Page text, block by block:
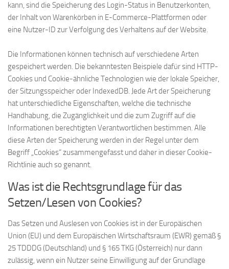
kann, sind die Speicherung des Login-Status in Benutzerkonten,
der Inhalt von Warenkörben in E-Commerce-Plattformen oder
eine Nutzer-ID zur Verfolgung des Verhaltens auf der Website.
Die Informationen können technisch auf verschiedene Arten
gespeichert werden. Die bekanntesten Beispiele dafür sind HTTP-
Cookies und Cookie-ähnliche Technologien wie der lokale Speicher,
der Sitzungsspeicher oder IndexedDB. Jede Art der Speicherung
hat unterschiedliche Eigenschaften, welche die technische
Handhabung, die Zugänglichkeit und die zum Zugriff auf die
Informationen berechtigten Verantwortlichen bestimmen. Alle
diese Arten der Speicherung werden in der Regel unter dem
Begriff „Cookies“ zusammengefasst und daher in dieser Cookie-
Richtlinie auch so genannt.
Was ist die Rechtsgrundlage für das
Setzen/Lesen von Cookies?
Das Setzen und Auslesen von Cookies ist in der Europäischen
Union (EU) und dem Europäischen Wirtschaftsraum (EWR) gemäß §
25 TDDDG (Deutschland) und § 165 TKG (Österreich) nur dann
zulässig, wenn ein Nutzer seine Einwilligung auf der Grundlage